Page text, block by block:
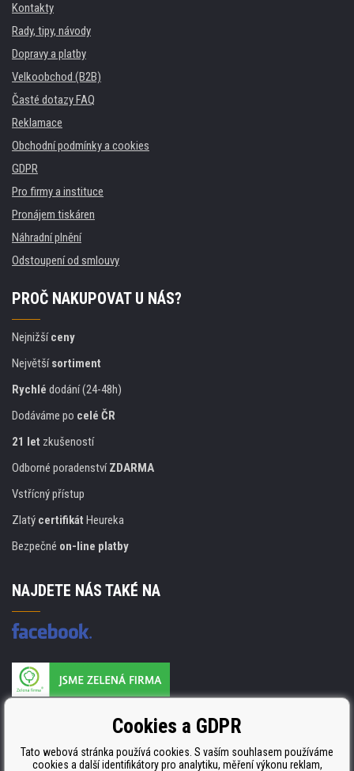
Kontakty
Rady, tipy, návody
Dopravy a platby
Velkoobchod (B2B)
Časté dotazy FAQ
Reklamace
Obchodní podmínky a cookies
GDPR
Pro firmy a instituce
Pronájem tiskáren
Náhradní plnění
Odstoupení od smlouvy
PROČ NAKUPOVAT U NÁS?
Nejnižšíceny
Největšísortiment
Rychlé dodání (24-48h)
Dodáváme po celé ČR
21 let zkušeností
Odborné poradenstvíZDARMA
Vstřícný přístup
Zlatý certifikát Heureka
Bezpečné on-line platby
NAJDETE NÁS TAKÉ NA
ISO 9001. ISO 14001 a STMC.Cookies a GDPR
Tato webová stránka používá cookies. S vaším souhlasem používáme
cookies a další identifikátory pro analytiku, měření výkonu reklam,